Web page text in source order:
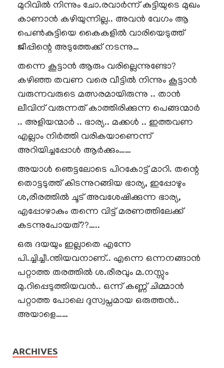
മുറിവിൽ നിന്നും ചോ.രവാർന്ന് കുട്ടിയുടെ മുഖം
കാണാൻ കഴിയുന്നില്ല.. അവൻ വേഗം ആ
പെൺകുട്ടിയെ കൈകളിൽ വാരിയെടുത്ത്
ജീപ്പിന്റെ അടുത്തേക്ക് നടന്നു…
തന്നെ കൂട്ടാൻ ആരും വരില്ലെന്നുണ്ടോ?
കഴിഞ്ഞ തവണ വരെ വീട്ടിൽ നിന്നും കൂട്ടാൻ
വരുന്നവരുടെ മത്സരമായിരുന്നു .. താൻ
ലീവിന് വരുന്നത് കാത്തിരിക്കുന്ന പെങ്ങന്മാർ
.. അളിയന്മാർ .. ഭാര്യ.. മക്കൾ .. ഇത്തവണ
എല്ലാം നിർത്തി വരികയാണെന്ന്
അറിയിച്ചപ്പോൾ ആർക്കും……
അയാൾ ഞെട്ടലോടെ പിറകോട്ട് മാറി. തന്റെ
തൊട്ടടുത്ത് കിടന്നുറങ്ങിയ ഭാര്യ, ഇപ്പോഴും
ശ,രീരത്തിൽ ചൂട് അവശേഷിക്കുന്ന ഭാര്യ,
എപ്പോഴാകും തന്നെ വിട്ട് മരണത്തിലേക്ക്
കടന്നുപോയത്??…..
ഒരു ദയയും ഇല്ലാതെ എന്നേ
പി.ച്ചിച്ചീ.ന്തിയവനാണ്.. എന്നെ ഒന്നനങ്ങാൻ
പറ്റാത്ത തരത്തിൽ ശ.രീരവും മ.നസ്സും
മു.റിപ്പെടുത്തിയവൻ.. ഒന്ന് കണ്ണ് ചിമ്മാൻ
പറ്റാത്ത പോലെ ദുസ്വപ്നമായ ഒരുത്തൻ..
അയാളെ……
ARCHIVES